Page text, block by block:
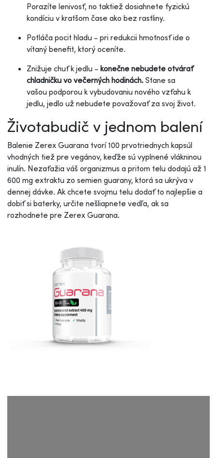
Porazíte lenivosť, no taktiež dosiahnete fyzickú
kondíciu v kratšom čase ako bez rastliny.
Potláča pocit hladu - pri redukcii hmotnosť ide o
vítaný benefit, ktorý oceníte.
Znižuje chuť k jedlu - konečne nebudete otvárať
chladničku vo večerných hodinách. Stane sa
vašou podporou k vybudovaniu nového vzťahu k
jedlu, jedlo už nebudete považovať za svoj život.
Životabudič v jednom balení
Balenie Zerex Guarana tvorí 100 prvotriednych kapsúl
vhodných tiež pre vegánov, keďže sú vyplnené vlákninou
inulín. Nezaťažia váš organizmus a pritom telu dodajú až 1
600 mg extraktu zo semien guarany, ktorá sa ukrýva v
dennej dávke. Ak chcete svojmu telu dodať to najlepšie a
dobiť si baterky, určite nešliapnete vedľa, ak sa
rozhodnete pre Zerex Guarana.